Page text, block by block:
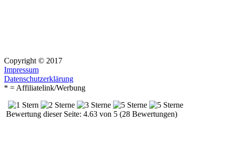
Copyright © 2017
Impressum
Datenschutzerklärung
* = Affiliatelink/Werbung
Bewertung dieser Seite: 4.63 von 5 (28 Bewertungen)